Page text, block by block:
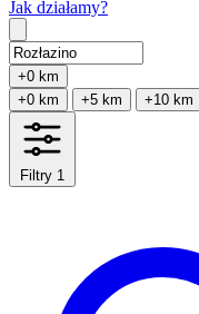
Jak działamy?
+0 km
+0 km
+5 km +10 km
Filtry 1